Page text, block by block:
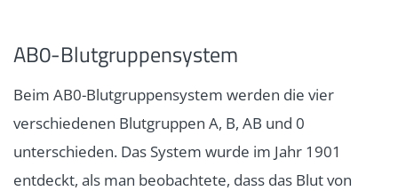
AB0-Blutgruppensystem
Beim AB0-Blutgruppensystem werden die vier
verschiedenen Blutgruppen A, B, AB und 0
unterschieden. Das System wurde im Jahr 1901
entdeckt, als man beobachtete, dass das Blut von